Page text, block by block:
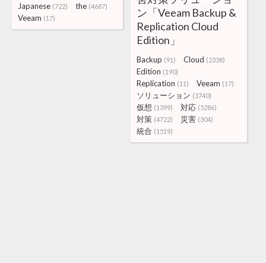
Japanese (722) the (4687)
Veeam (17)
ン「Veeam Backup &
Replication Cloud
Edition」
Backup (91) Cloud (2338)
Edition (190)
Replication (11) Veeam (17)
ソリューション (3740)
仮想 (1399) 対応 (5286)
対策 (4722) 災害 (304)
統合 (1519)